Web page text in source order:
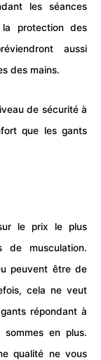
les séances
protection des
aussi
des mains.
de sécurité à
que les gants
le prix le plus
de musculation.
peuvent être de
cela ne veut
répondant à
en plus.
qualité ne vous